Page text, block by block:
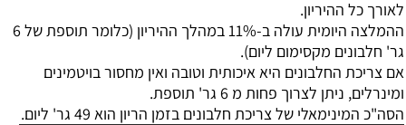
לאורך כל ההיריון.
ההמלצה היומית עולה ב-11% במהלך ההיריון (כלומר תוספת של 6
גר' חלבונים מקסימום ליום).
אם צריכת החלבונים היא איכותית וטובה ואין מחסור בויטמינים
ומינרלים, ניתן לצרוך פחות מ 6 גר' תוספת.
הסה"כ המינימאלי של צריכת חלבונים בזמן הריון הוא 49 גר' ליום.